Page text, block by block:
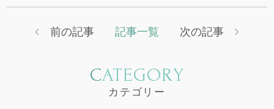
前の記事 記事一覧 次の記事
CATEGORY
カテゴリー